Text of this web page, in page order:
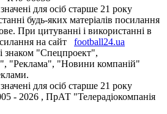
для осіб старше 21 року
будь-яких матеріалів посилання
При цитуванні і використанні в
на сайт
football24.ua
знаком "Спецпроект",
"Реклама", "Новини компаній"
для осіб старше 21 року
- 2026 , ПрАТ "Телерадіокомпанія